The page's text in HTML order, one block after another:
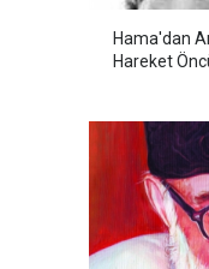
Hama'dan
Hareket